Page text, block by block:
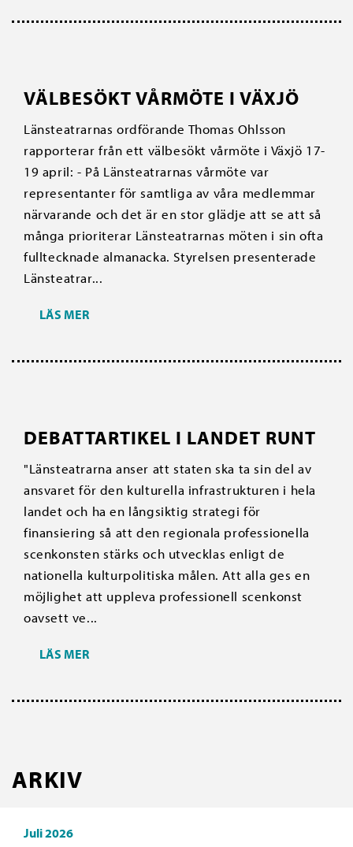
VÄLBESÖKT VÅRMÖTE I VÄXJÖ
Länsteatrarnas ordförande Thomas Ohlsson
rapporterar från ett välbesökt vårmöte i Växjö 17-
19 april: - På Länsteatrarnas vårmöte var
representanter för samtliga av våra medlemmar
närvarande och det är en stor glädje att se att så
många prioriterar Länsteatrarnas möten i sin ofta
fulltecknade almanacka. Styrelsen presenterade
Länsteatrar...
LÄS MER
DEBATTARTIKEL I LANDET RUNT
"Länsteatrarna anser att staten ska ta sin del av
ansvaret för den kulturella infrastrukturen i hela
landet och ha en långsiktig strategi för
finansiering så att den regionala professionella
scenkonsten stärks och utvecklas enligt de
nationella kulturpolitiska målen. Att alla ges en
möjlighet att uppleva professionell scenkonst
oavsett ve...
LÄS MER
ARKIV
Juli 2026